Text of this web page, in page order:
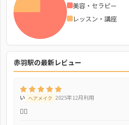
美容・セラピー
レッスン・講座
赤羽駅の最新レビュー
い ヘアメイク 2025年12月利用
🙆‍♀️